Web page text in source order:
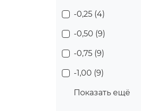
-0,25 (4)
-0,50 (9)
-0,75 (9)
-1,00 (9)
Показать ещё